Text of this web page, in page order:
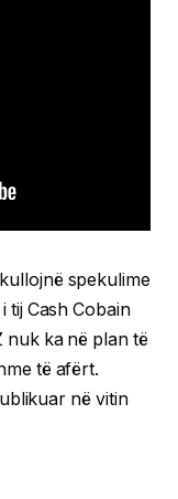
spekulime
tij Cash Cobain
nuk ka në plan të
të afërt.
në vitin